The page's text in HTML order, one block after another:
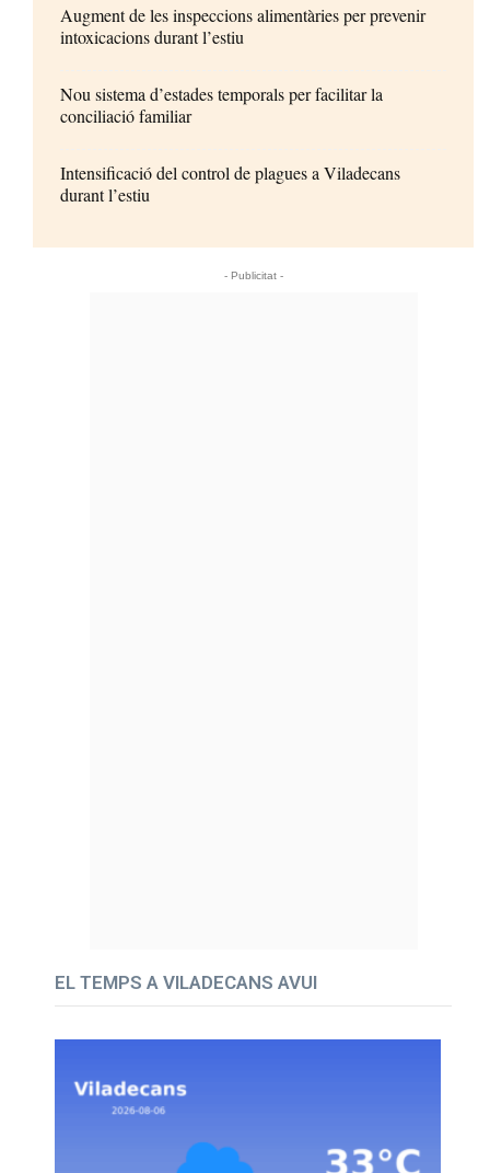
Augment de les inspeccions alimentàries per prevenir
intoxicacions durant l’estiu
Nou sistema d’estades temporals per facilitar la
conciliació familiar
Intensificació del control de plagues a Viladecans
durant l’estiu
- Publicitat -
EL TEMPS A VILADECANS AVUI